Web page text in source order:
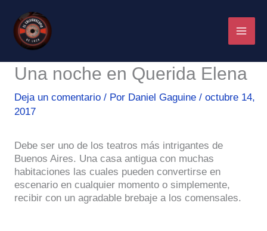
contenido
Una noche en Querida Elena
Deja un comentario / Por Daniel Gaguine / octubre 14,
2017
Debe ser uno de los teatros más intrigantes de
Buenos Aires. Una casa antigua con muchas
habitaciones las cuales pueden convertirse en
escenario en cualquier momento o simplemente,
recibir con un agradable brebaje a los comensales.